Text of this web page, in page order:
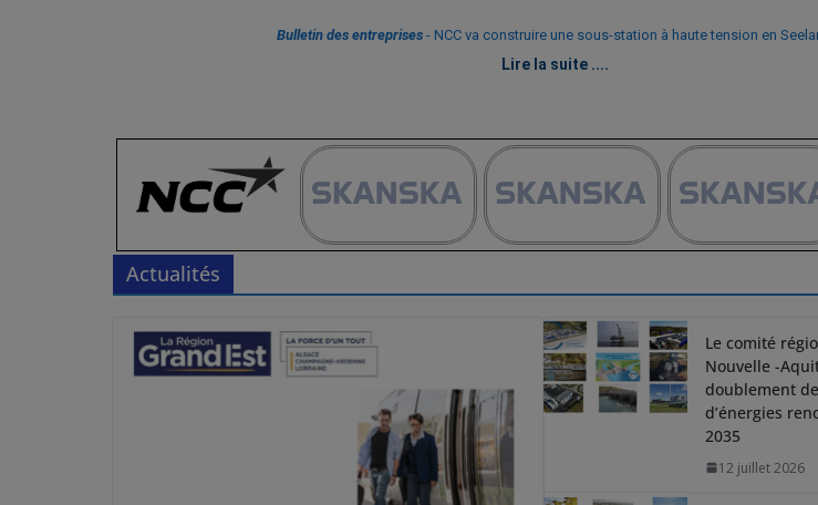
Bulletin des entreprises - NCC va construire une sous-station à haute tension en
Lire la suite ....
Actualités
Le comité
Nouvelle -
doublement
d’énergies
2035
12 juillet 2026